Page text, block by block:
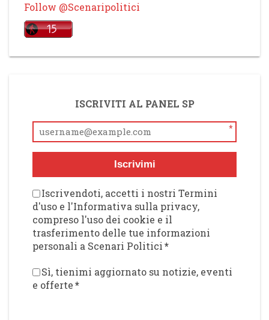
Follow @Scenaripolitici
ISCRIVITI AL PANEL SP
*
Iscrivimi
Iscrivendoti, accetti i nostri Termini
d'uso e l'Informativa sulla privacy,
compreso l'uso dei cookie e il
trasferimento delle tue informazioni
personali a Scenari Politici*
Sì, tienimi aggiornato su notizie, eventi
e offerte*